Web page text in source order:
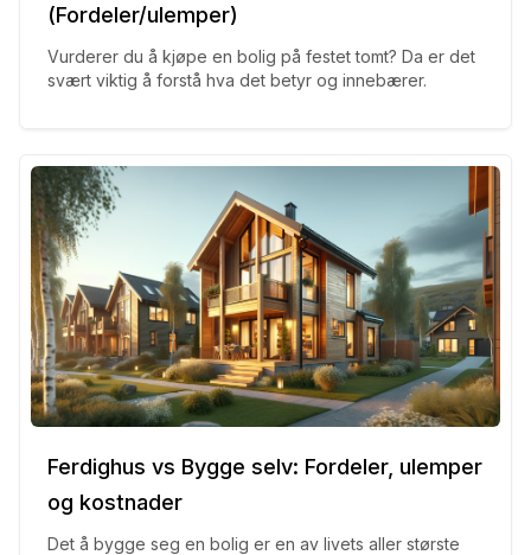
(Fordeler/ulemper)
Vurderer du å kjøpe en bolig på festet tomt? Da er det
svært viktig å forstå hva det betyr og innebærer.
Ferdighus vs Bygge selv: Fordeler, ulemper
og kostnader
Det å bygge seg en bolig er en av livets aller største